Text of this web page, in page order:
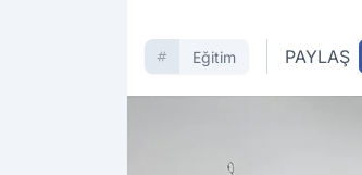
Eğitim PAYLAŞ